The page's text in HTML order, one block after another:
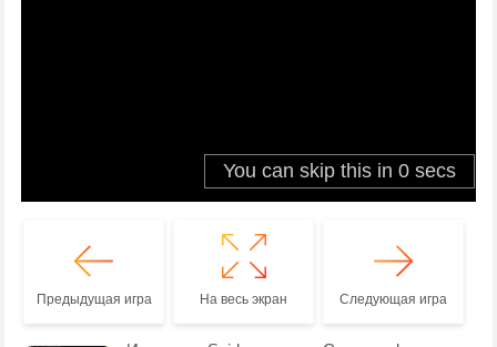
Предыдущая игра На весь экран Следующая игра